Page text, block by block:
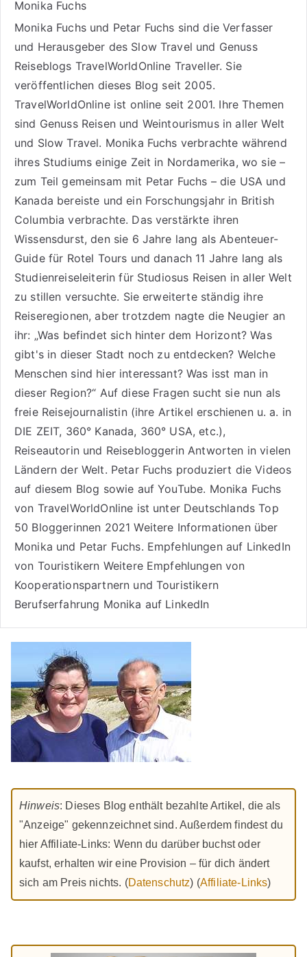
Monika Fuchs
Monika Fuchs und Petar Fuchs sind die Verfasser
und Herausgeber des Slow Travel und Genuss
Reiseblogs TravelWorldOnline Traveller. Sie
veröffentlichen dieses Blog seit 2005.
TravelWorldOnline ist online seit 2001. Ihre Themen
sind Genuss Reisenund Weintourismusin aller Welt
und Slow Travel. Monika Fuchs verbrachte während
ihres Studiums einige Zeit in Nordamerika, wo sie –
zum Teil gemeinsam mit Petar Fuchs – die USA und
Kanada bereiste und ein Forschungsjahr in British
Columbia verbrachte. Das verstärkte ihren
Wissensdurst, den sie 6 Jahre lang alsAbenteuer-
Guide für Rotel Tours und danach 11 Jahre lang als
Studienreiseleiterin für Studiosus Reisen in aller Welt
zu stillen versuchte. Sie erweiterte ständig ihre
Reiseregionen, aber trotzdem nagte die Neugier an
ihr: „Was befindet sich hinter dem Horizont? Was
gibt's in dieser Stadt noch zu entdecken? Welche
Menschen sind hier interessant? Was isst man in
dieser Region?“ Auf diese Fragen sucht sie nun als
freie Reisejournalistin (ihre Artikel erschienen u. a. in
DIE ZEIT, 360° Kanada, 360° USA, etc.),
Reiseautorinund Reisebloggerin Antworten in vielen
Ländern der Welt. Petar Fuchs produziert die Videos
auf diesem Blog sowie aufYouTube. Monika Fuchs
von TravelWorldOnline ist unter Deutschlands Top
50 Bloggerinnen 2021 Weitere Informationen über
Monika und Petar Fuchs. Empfehlungen auf LinkedIn
von Touristikern Weitere Empfehlungen von
Kooperationspartnern und Touristikern
Berufserfahrung Monika auf LinkedIn
Hinweis: Dieses Blog enthält bezahlte Artikel, die als
"Anzeige" gekennzeichnet sind. Außerdem findest du
hier Affiliate-Links: Wenn du darüber buchst oder
kaufst, erhalten wir eine Provision – für dich ändert
sich am Preis nichts. (Datenschutz) (Affiliate-Links)